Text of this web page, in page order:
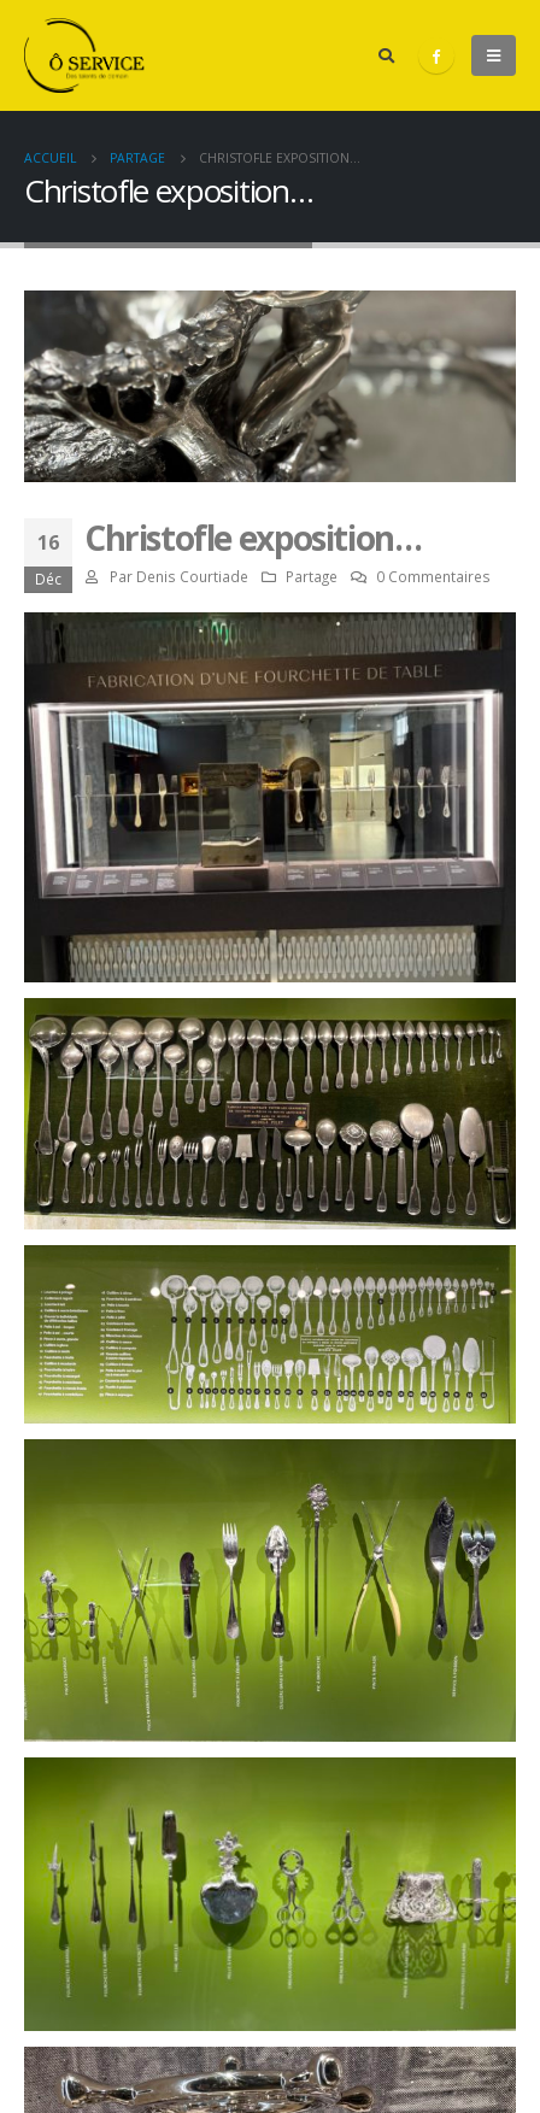
ACCUEIL PARTAGE CHRISTOFLE EXPOSITION…
Christofle exposition…
16
Déc
Christofle exposition…
Par Denis Courtiade Partage 0 Commentaires